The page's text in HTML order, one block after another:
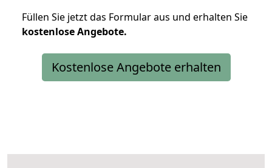
Füllen Sie jetzt das Formular aus und erhalten Sie
kostenloseAngebote.
Kostenlose Angebote erhalten